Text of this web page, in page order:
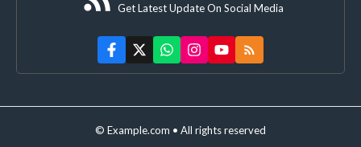
Get Latest Update On Social Media
© Example.com • All rights reserved